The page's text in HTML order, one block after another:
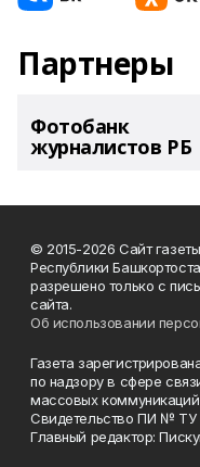
Партнеры
Фотобанк
журналистов РБ
© 2015-2026 Сайт
Республики
разрешено только с
сайта.
Об использовании
Газета
по надзору в сфере
массовых
Свидетельство ПИ № ТУ
Главный редактор: